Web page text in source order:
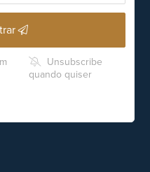
Unsubscribe
quando quiser